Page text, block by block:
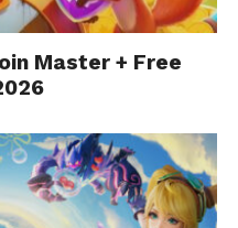
Master + Free